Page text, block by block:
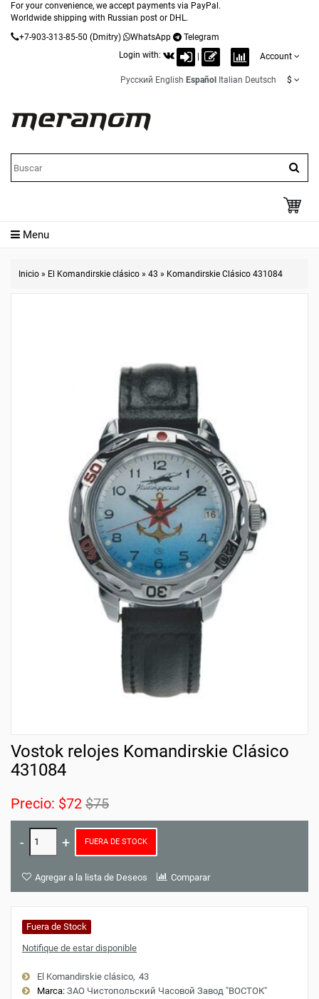
For your convenience, we accept payments via PayPal.
Worldwide shipping with Russian post or DHL.
+7-903-313-85-50 (Dmitry) WhatsApp
Telegram
Login with:
Account
Русский English Español Italian Deutsch $
Menu
Inicio » El Komandirskie clásico » 43 » Komandirskie Clásico 431084
Vostok relojes Komandirskie Clásico
431084
Precio: $72 $75
FUERA DE STOCK
Agregar a la lista de Deseos Comparar
Fuera de Stock
Notifique de estar disponible
El Komandirskie clásico 43
Marca: ЗАО Чистопольский Часовой Завод "ВОСТОК"